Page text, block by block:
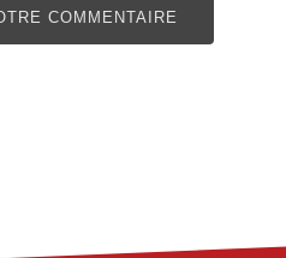
COMMENTAIRE